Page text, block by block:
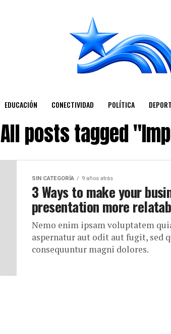
EDUCACIÓN CONECTIVIDAD POLÍTICA
All posts tagged
SIN CATEGORÍA 9 años atrás
3 Ways to make your
presentation more
Nemo enim ipsam voluptatem
aspernatur aut odit aut fugit, sed
consequuntur magni dolores.